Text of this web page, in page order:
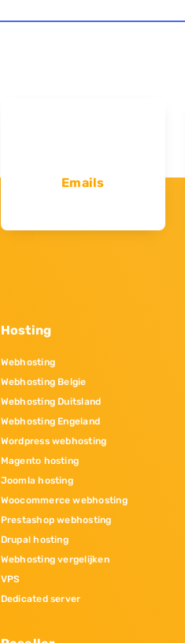
Emails
Hosting
Webhosting
Webhosting Belgie
Webhosting Duitsland
Webhosting Engeland
Wordpress webhosting
Magento hosting
Joomla hosting
Woocommerce webhosting
Prestashop webhosting
Drupal hosting
Webhosting vergelijken
VPS
Dedicated server